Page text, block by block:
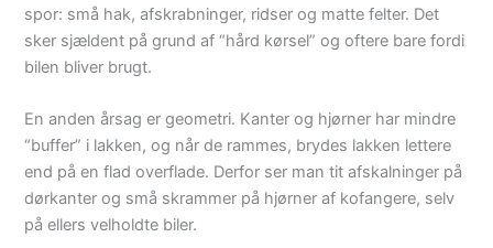
spor: små hak, afskrabninger, ridser og matte felter. Det
sker sjældent på grund af “hård kørsel” og oftere bare fordi
bilen bliver brugt.
En anden årsag er geometri. Kanter og hjørner har mindre
“buffer” i lakken, og når de rammes, brydes lakken lettere
end på en flad overflade. Derfor ser man tit afskalninger på
dørkanter og små skrammer på hjørner af kofangere, selv
på ellers velholdte biler.